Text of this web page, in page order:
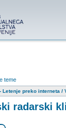
teme
Letenje preko interneta
radarski